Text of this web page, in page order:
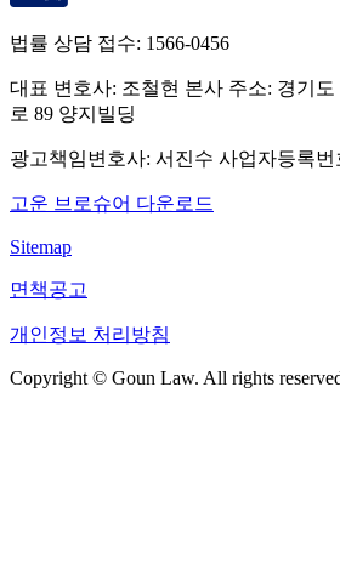
법률 상담 접수: 1566-0456
대표 변호사: 조철현 본사 주소: 경기
로 89 양지빌딩
광고책임변호사: 서진수 사업자등록번
고운 브로슈어 다운로드
Sitemap
면책공고
개인정보 처리방침
Copyright © Goun Law. All rights